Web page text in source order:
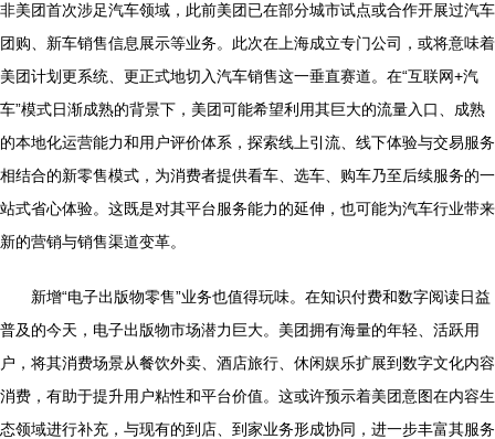
非美团首次涉足汽车领域，此前美团已在部分城市试点或合作开展过汽车
团购、新车销售信息展示等业务。此次在上海成立专门公司，或将意味着
美团计划更系统、更正式地切入汽车销售这一垂直赛道。在“互联网+汽
车”模式日渐成熟的背景下，美团可能希望利用其巨大的流量入口、成熟
的本地化运营能力和用户评价体系，探索线上引流、线下体验与交易服务
相结合的新零售模式，为消费者提供看车、选车、购车乃至后续服务的一
站式省心体验。这既是对其平台服务能力的延伸，也可能为汽车行业带来
新的营销与销售渠道变革。
新增“电子出版物零售”业务也值得玩味。在知识付费和数字阅读日益
普及的今天，电子出版物市场潜力巨大。美团拥有海量的年轻、活跃用
户，将其消费场景从餐饮外卖、酒店旅行、休闲娱乐扩展到数字文化内容
消费，有助于提升用户粘性和平台价值。这或许预示着美团意图在内容生
态领域进行补充，与现有的到店、到家业务形成协同，进一步丰富其服务